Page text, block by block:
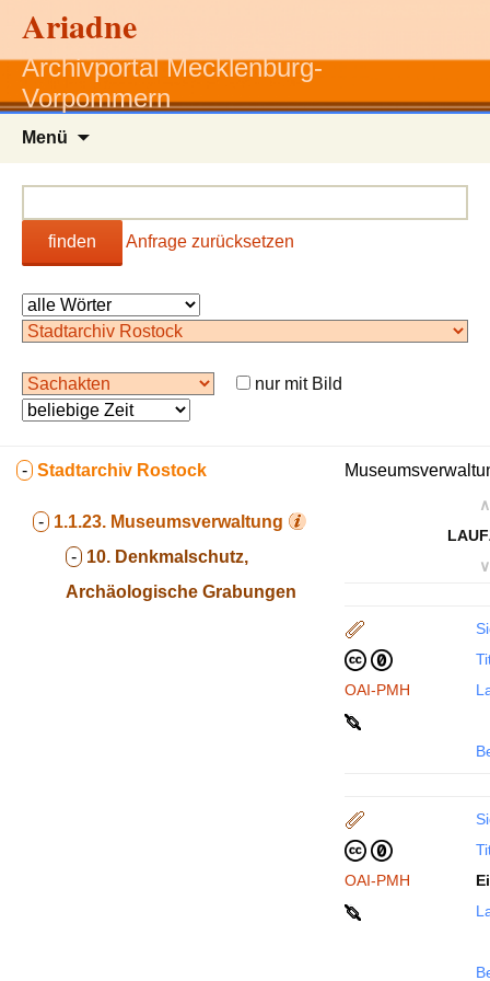
Ariadne
Archivportal Mecklenburg-
Vorpommern
Menü
finden Anfrage zurücksetzen
nur mit Bild
- Stadtarchiv Rostock
- 1.1.23. Museumsverwaltung
- 10. Denkmalschutz,
Archäologische Grabungen
∧
∨
OAI-PMH
OAI-PMH